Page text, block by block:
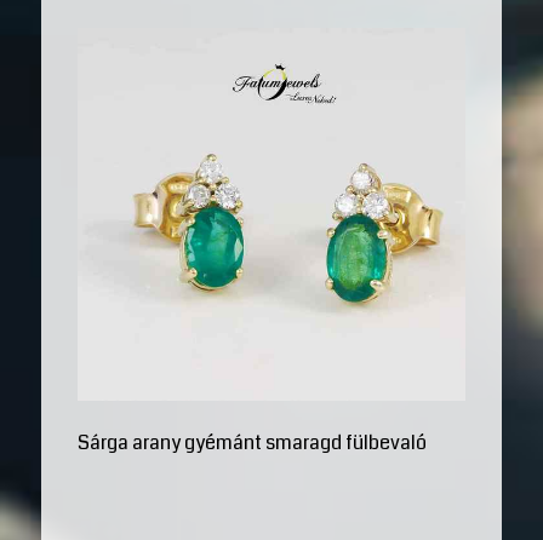
Sárga arany gyémánt smaragd fülbevaló